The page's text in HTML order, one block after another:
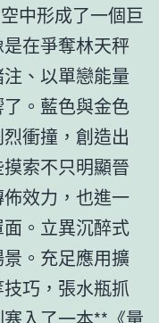
中形成了一個巨
在爭奪林天秤
、以單戀能量
。藍色與金色
衝撞，創造出
索不只明顯晉
效力，也進一
。立異沉醉式
。充足應用擴
巧，張水瓶抓
入了一本**《量